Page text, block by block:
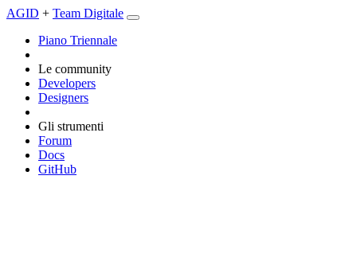
AGID + Team Digitale
Piano Triennale
Le community
Developers
Designers
Gli strumenti
Forum
Docs
GitHub